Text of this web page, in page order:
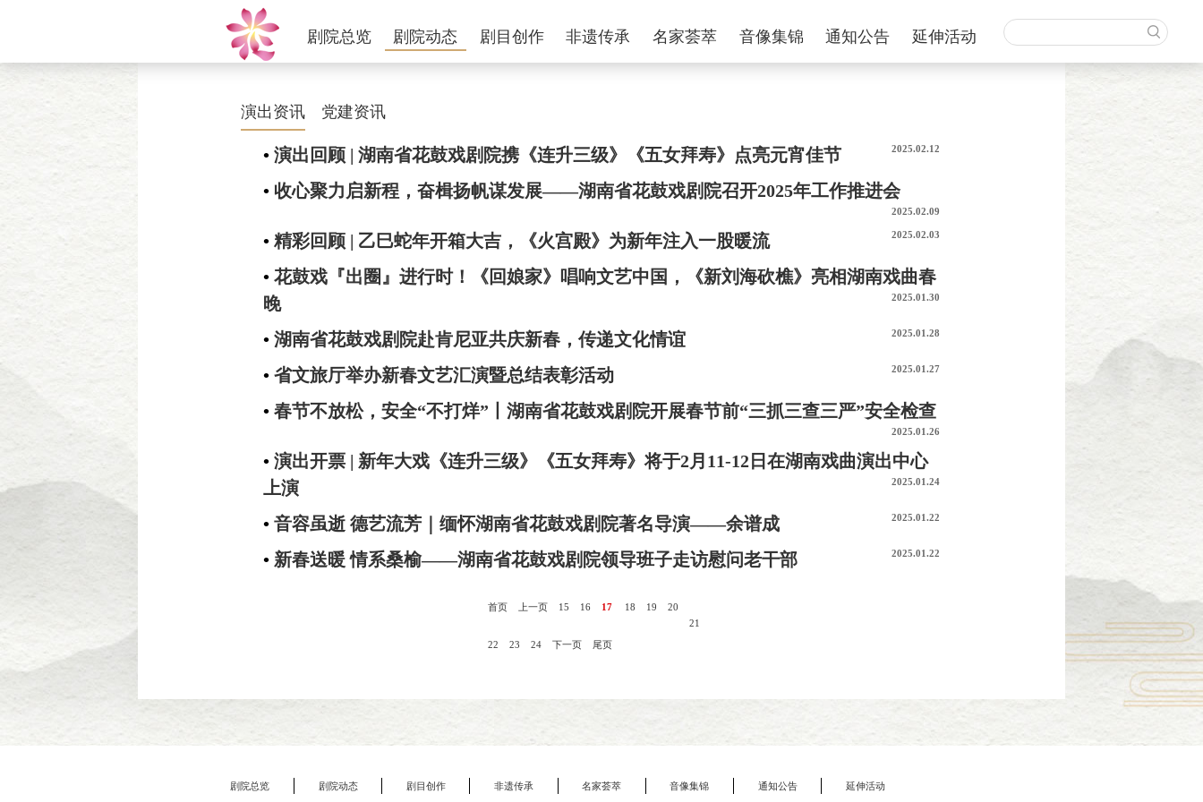
剧院总览 剧院动态 剧目创作 非遗传承 名家荟萃 音像集锦 通知公告 延伸活动
演出资讯 党建资讯
• 演出回顾 | 湖南省花鼓戏剧院携《连升三级》《五女拜寿》点亮元宵佳节 2025.02.12
• 收心聚力启新程，奋楫扬帆谋发展——湖南省花鼓戏剧院召开2025年工作推进会
2025.02.09
• 精彩回顾 | 乙巳蛇年开箱大吉，《火宫殿》为新年注入一股暖流 2025.02.03
• 花鼓戏『出圈』进行时！《回娘家》唱响文艺中国，《新刘海砍樵》亮相湖南戏曲春
晚
2025.01.30
• 湖南省花鼓戏剧院赴肯尼亚共庆新春，传递文化情谊 2025.01.28
• 省文旅厅举办新春文艺汇演暨总结表彰活动 2025.01.27
• 春节不放松，安全“不打烊”丨湖南省花鼓戏剧院开展春节前“三抓三查三严”安全检查
2025.01.26
• 演出开票 | 新年大戏《连升三级》《五女拜寿》将于2月11-12日在湖南戏曲演出中心
上演
2025.01.24
• 音容虽逝 德艺流芳｜缅怀湖南省花鼓戏剧院著名导演——余谱成 2025.01.22
• 新春送暖 情系桑榆——湖南省花鼓戏剧院领导班子走访慰问老干部 2025.01.22
首页 上一页 15 16 17 18 19
20
21
22
23 24 下一页 尾页
剧院总览 剧院动态 剧目创作 非遗传承 名家荟萃 音像集锦 通知公告 延伸活动